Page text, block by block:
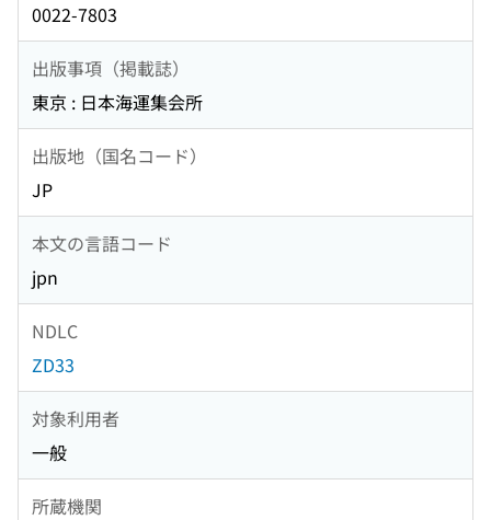
0022-7803
出版事項（掲載誌）
東京 : 日本海運集会所
出版地（国名コード）
JP
本文の言語コード
jpn
NDLC
ZD33
対象利用者
一般
所蔵機関